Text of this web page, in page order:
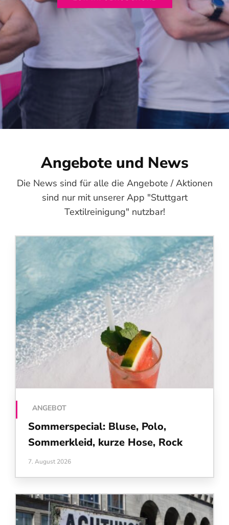
Angebote und News
Die News sind für alle die Angebote / Aktionen
sind nur mit unserer App "Stuttgart
Textilreinigung" nutzbar!
ANGEBOT
Sommerspecial: Bluse, Polo,
Sommerkleid, kurze Hose, Rock
7. August 2026